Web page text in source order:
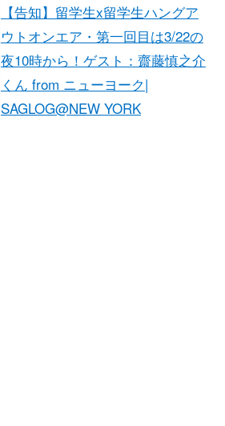
【告知】留学生x留学生ハングア
ウトオンエア・第一回目は3/22の
夜10時から！ゲスト：齋藤慎之介
くん from ニューヨーク|
SAGLOG@NEW YORK